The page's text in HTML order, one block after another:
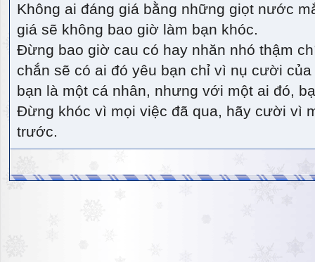
Không ai đáng giá bằng những giọt nước
giá sẽ không bao giờ làm bạn khóc.
Đừng bao giờ cau có hay nhăn nhó thậm
chắn sẽ có ai đó yêu bạn chỉ vì nụ cười
bạn là một cá nhân, nhưng với một ai đó,
Đừng khóc vì mọi việc đã qua, hãy cười vì
trước.